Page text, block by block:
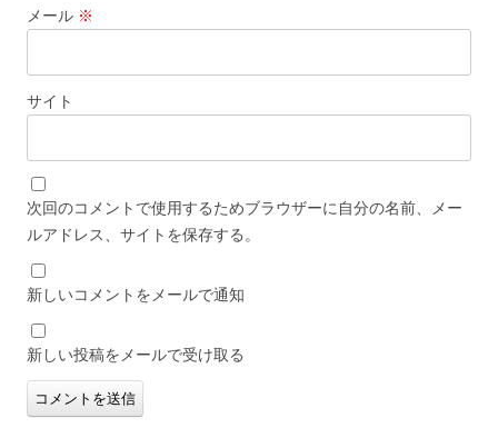
メール ※
サイト
次回のコメントで使用するためブラウザーに自分の名前、メー
ルアドレス、サイトを保存する。
新しいコメントをメールで通知
新しい投稿をメールで受け取る